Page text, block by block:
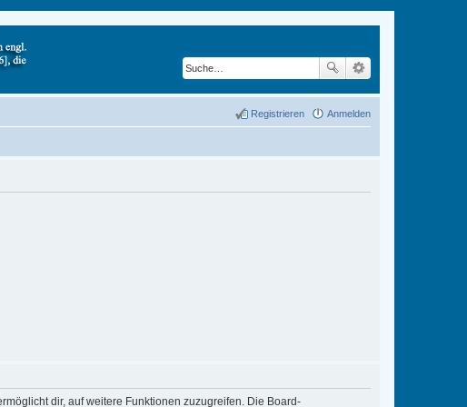
Anmelden
Registrieren
dir, auf weitere Funktionen zuzugreifen. Die Board-